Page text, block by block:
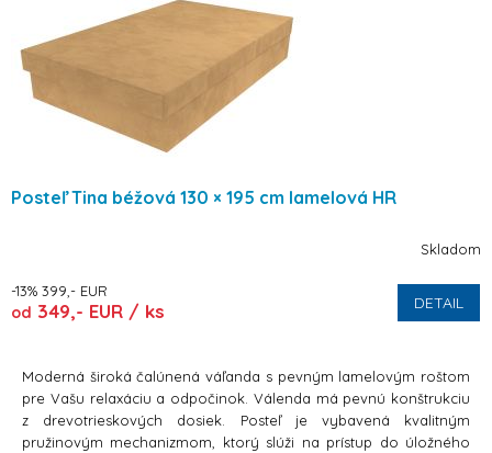
Posteľ Tina béžová 130 × 195 cm lamelová HR
Skladom
-13% 399,- EUR
od 349,- EUR / ks DETAIL
Moderná široká čalúnená váľanda s pevným lamelovým roštom
pre Vašu relaxáciu a odpočinok. Válenda má pevnú konštrukciu
z drevotrieskových dosiek. Posteľ je vybavená kvalitným
pružinovým mechanizmom, ktorý slúži na prístup do úložného